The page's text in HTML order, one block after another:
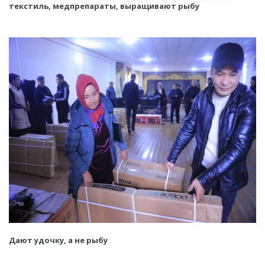
текстиль, медпрепараты, выращивают рыбу
Дают удочку, а не рыбу